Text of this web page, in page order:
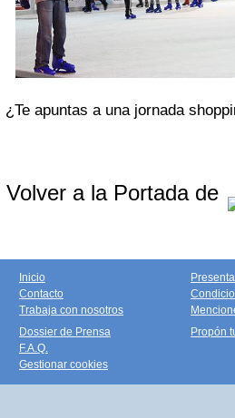
¿Te apuntas a una jornada
Volver a la Portada de
Inicio
Contacto
Trabaja con nosotros
Dossier de Prensa
F.A.Q.
Gestionar cookies
Propón